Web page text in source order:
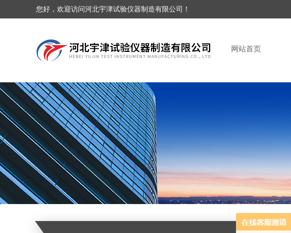
您好，欢迎访问河北宇津试验仪器制造有限公司！
网站首页